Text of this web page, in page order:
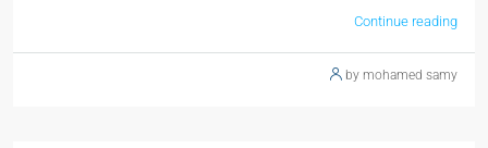
Continue reading
by mohamed samy